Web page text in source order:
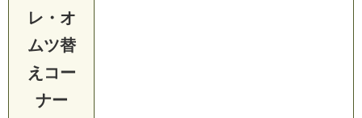
レ・オ
ムツ替
えコー
ナー